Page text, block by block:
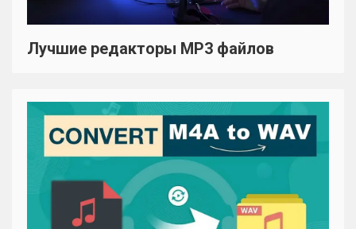
Лучшие редакторы MP3 файлов